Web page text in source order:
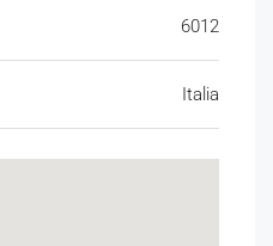
6012
Italia